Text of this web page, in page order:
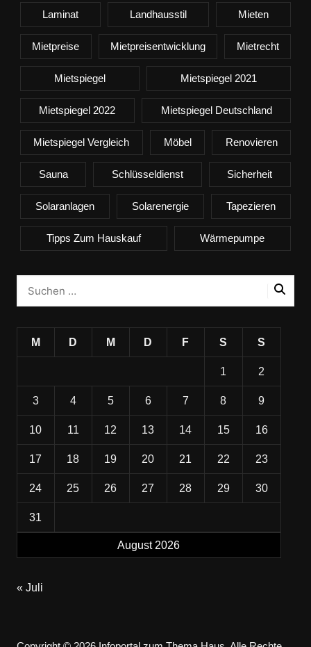
Laminat Landhausstil Mieten
Mietpreise Mietpreisentwicklung Mietrecht
Mietspiegel Mietspiegel 2021
Mietspiegel 2022 Mietspiegel Deutschland
Mietspiegel Vergleich Möbel Renovieren
Sauna Schlüsseldienst Sicherheit
Solaranlagen Solarenergie Tapezieren
Tipps Zum Hauskauf Wärmepumpe
August 2026
M D M D F S S
1 2
3 4 5 6 7 8 9
10 11 12 13 14 15 16
17 18 19 20 21 22 23
24 25 26 27 28 29 30
31
« Juli